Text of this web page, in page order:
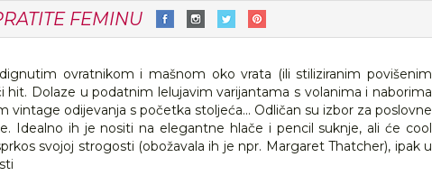
FEMINU
ovratnikom i mašnom oko vrata (ili stiliziranim povišenim
hit. Dolaze u podatnim lelujavim varijantama s volanima i naborima
vintage odijevanja s početka stoljeća... Odličan su izbor za poslovne
Idealno ih je nositi na elegantne hlače i pencil suknje, ali će cool
svojoj strogosti (obožavala ih je npr. Margaret Thatcher), ipak u